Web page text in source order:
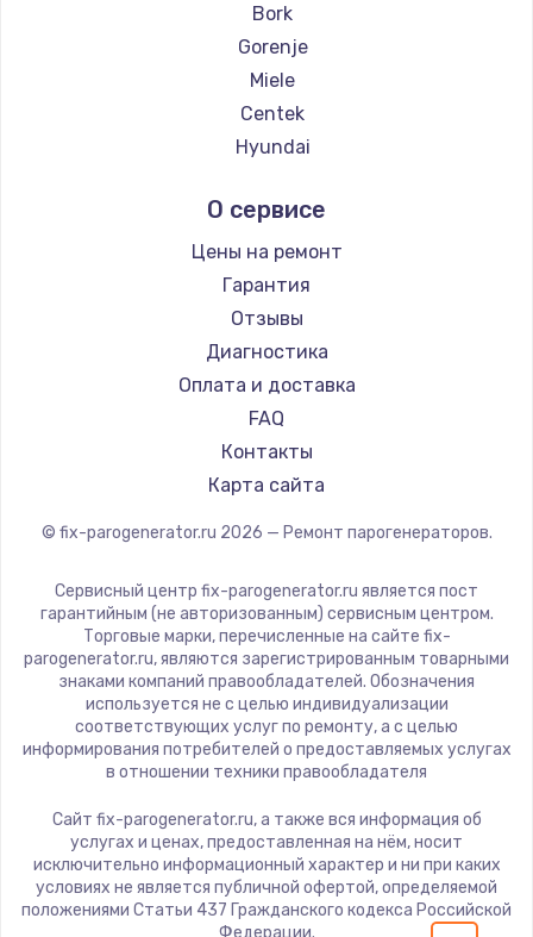
Заказать
1500 руб.
1100 руб.
Заказать
700 руб.
Заказать
Заказать
Замена оперативной памяти
300 руб.
Заказать
Замена микрофона
550 руб.
Заказать
Замена звуковой карты
Bork
Gorenje
Miele
Centek
Hyundai
DELTA
Silter
Chayka
Beko
Vivitek
RED solution
О сервисе
Цены на ремонт
Гарантия
Отзывы
Диагностика
Оплата и доставка
FAQ
Контакты
Карта сайта
© fix-parogenerator.ru 2026 — Ремонт парогенераторов.
Сервисный центр fix-parogenerator.ru является пост
гарантийным (не авторизованным) сервисным центром.
Торговые марки, перечисленные на сайте fix-
parogenerator.ru, являются зарегистрированным товарными
знаками компаний правообладателей. Обозначения
используется не с целью индивидуализации
соответствующих услуг по ремонту, а с целью
информирования потребителей о предоставляемых услугах
в отношении техники правообладателя
Сайт fix-parogenerator.ru, а также вся информация об
услугах и ценах, предоставленная на нём, носит
исключительно информационный характер и ни при каких
условиях не является публичной офертой, определяемой
положениями Статьи 437 Гражданского кодекса Российской
Федерации.